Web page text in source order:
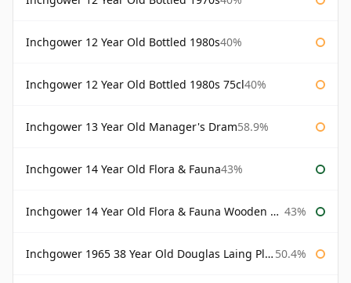
Inchgower 12 Year Old Bottled 1980s40%
Inchgower 12 Year Old Bottled 1980s 75cl40%
Inchgower 13 Year Old Manager's Dram58.9%
Inchgower 14 Year Old Flora & Fauna43%
Inchgower 14 Year Old Flora & Fauna Wooden Box 43%
Inchgower 1965 38 Year Old Douglas Laing Platinum Selection 50.4%